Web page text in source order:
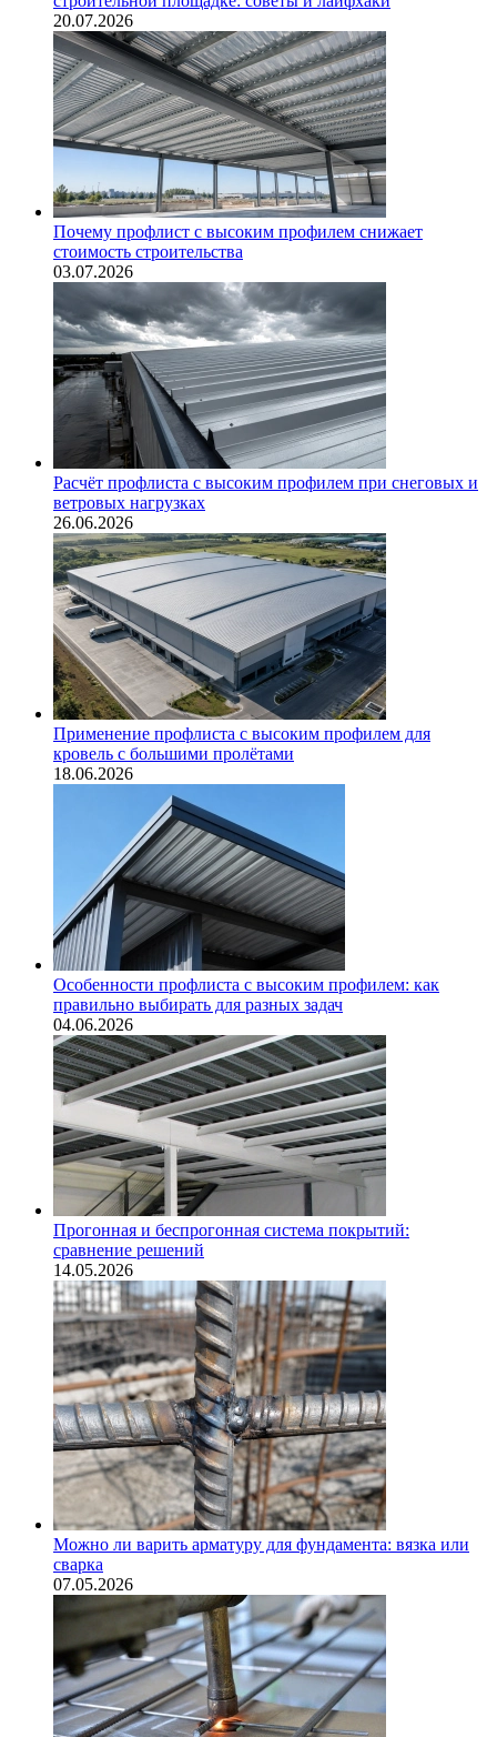
20.07.2026
Почему профлист с высоким профилем снижает
стоимость строительства
03.07.2026
Расчёт профлиста с высоким профилем при снеговых и
ветровых нагрузках
26.06.2026
Применение профлиста с высоким профилем для
кровель с большими пролётами
18.06.2026
Особенности профлиста с высоким профилем: как
правильно выбирать для разных задач
04.06.2026
Прогонная и беспрогонная система покрытий:
сравнение решений
14.05.2026
Можно ли варить арматуру для фундамента: вязка или
сварка
07.05.2026